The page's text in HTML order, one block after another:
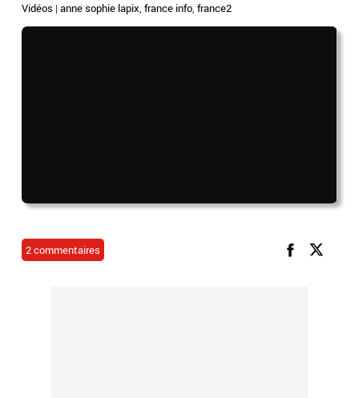
Vidéos |anne sophie lapix,france info,france2
2 commentaires